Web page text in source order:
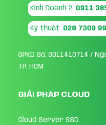
Kinh Doanh 2: 0911
Kỹ thuật: 028 7309
GPKD Số: 0311410714 /
TP. HCM
GIẢI PHÁP CLOUD
Cloud Server SSD